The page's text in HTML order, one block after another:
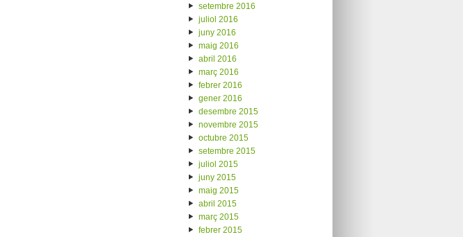
setembre 2016
juliol 2016
juny 2016
maig 2016
abril 2016
març 2016
febrer 2016
gener 2016
desembre 2015
novembre 2015
octubre 2015
setembre 2015
juliol 2015
juny 2015
maig 2015
abril 2015
març 2015
febrer 2015